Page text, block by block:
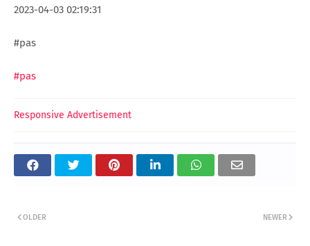
2023-04-03 02:19:31
#pas
#pas
Responsive Advertisement
NEWER
OLDER